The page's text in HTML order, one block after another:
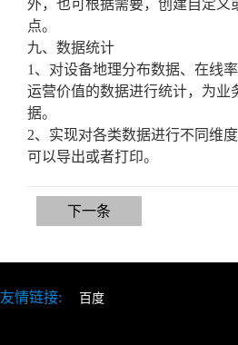
外，也可根据需要，创建自定义
点。
九、数据统计
1、对设备地理分布数据、在线
运营价值的数据进行统计，为业
据。
2、实现对各类数据进行不同维
可以导出或者打印。
下一条
友情链接: 百度